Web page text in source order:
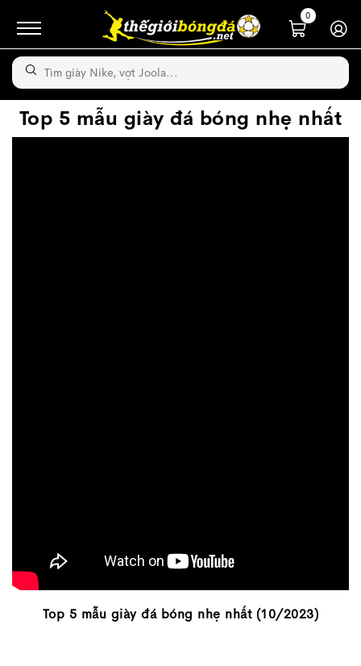
0
Top 5 mẫu giày đá bóng nhẹ nhất
Top 5 mẫu giày đá bóng nhẹ nhất (10/2023)